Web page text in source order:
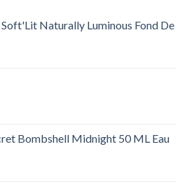
Naturally Luminous Fond De
Bombshell Midnight 50 ML Eau